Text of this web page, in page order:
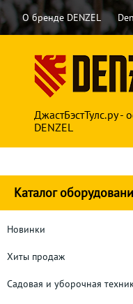
О бренде DENZEL
ДжастБэстТулс.ру
DENZEL
Каталог
Новинки
Хиты продаж
Садовая и уборочная